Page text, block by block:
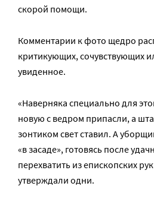
скорой помощи.
Комментарии к фото щедро
критикующих, сочувствующих
увиденное.
«Наверняка специально для
новую с ведром припасли, а
зонтиком свет ставил. А
«в засаде», готовясь после
перехватить из епископских
утверждали одни.